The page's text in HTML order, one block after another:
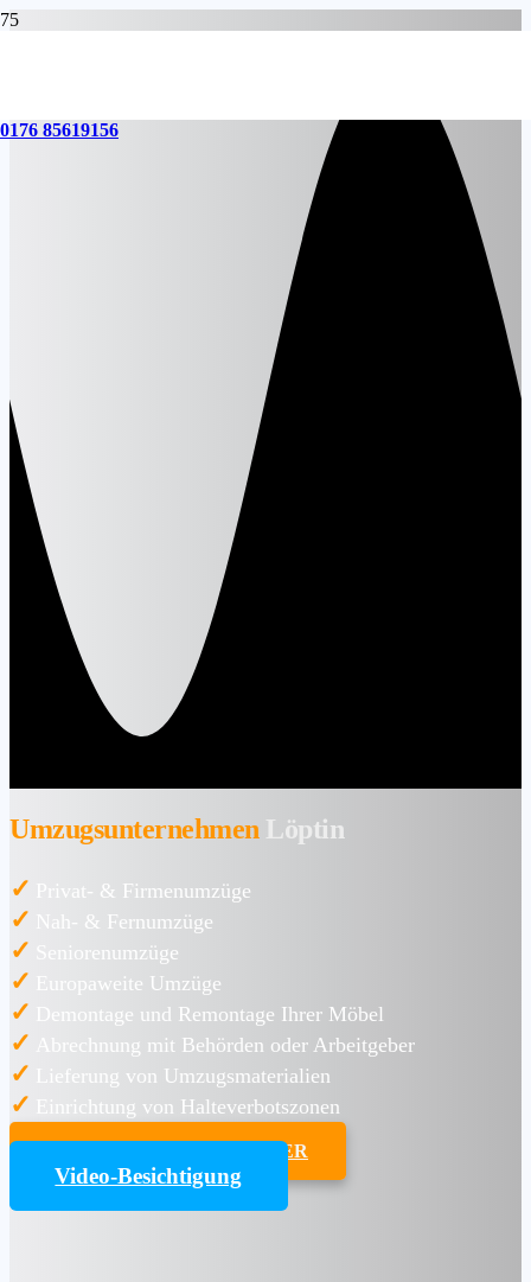
0176 85619156
Umzugsunternehmen Löptin
✓ Privat- & Firmenumzüge
✓ Nah- & Fernumzüge
✓ Seniorenumzüge
✓ Europaweite Umzüge
✓ Demontage und Remontage Ihrer Möbel
✓ Abrechnung mit Behörden oder Arbeitgeber
✓ Lieferung von Umzugsmaterialien
✓ Einrichtung von Halteverbotszonen
UMZUGSKOSTENRECHNER
Video-Besichtigung